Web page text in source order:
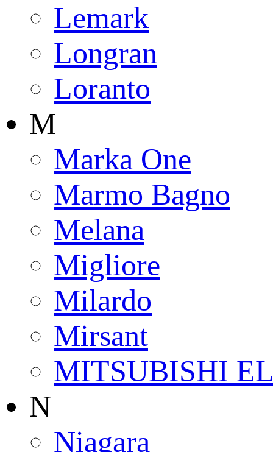
Lemark
Longran
Loranto
M
Marka One
Marmo Bagno
Melana
Migliore
Milardo
Mirsant
MITSUBISHI
N
Niagara